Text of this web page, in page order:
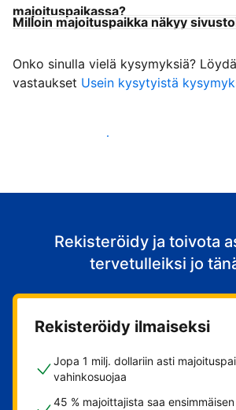
majoituspaikassa?
Milloin majoituspaikka näkyy
Onko sinulla vielä kysymyksiä?
vastaukset Usein kysytyistä
Ala vastaanottaa asiakkaita
Rekisteröidy ja toivota
tervetulleiksi jo
Rekisteröidy ilmaiseksi
Jopa 1 milj. dollariin asti
vahinkosuojaa
45 % majoittajista saa